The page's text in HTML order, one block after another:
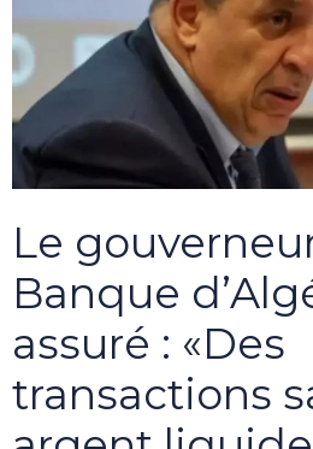
Le
Banque
assuré : «Des
transactions